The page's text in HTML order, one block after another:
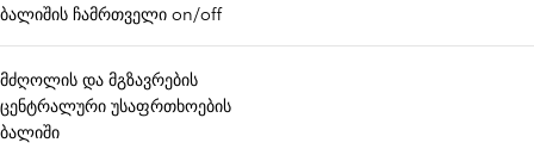
ბალიშის ჩამრთველი on/off
მძღოლის და მგზავრების
ცენტრალური უსაფრთხოების
ბალიში